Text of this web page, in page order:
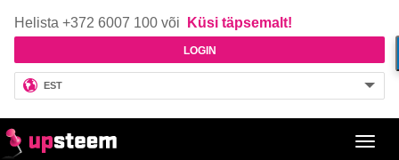
Helista +372 6007 100 või Küsi täpsemalt!
LOGIN
EST